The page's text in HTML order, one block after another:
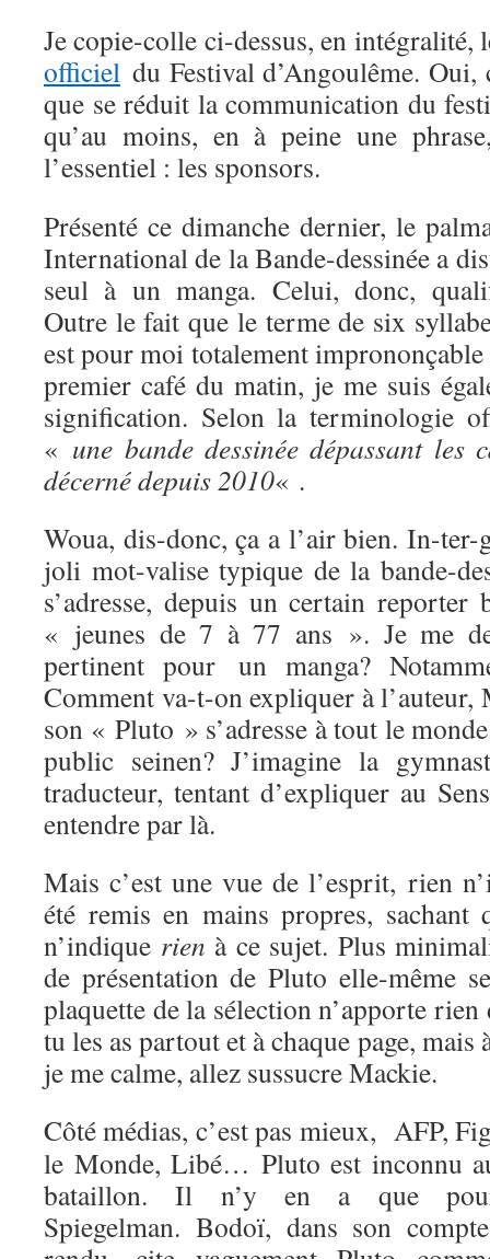
Je copie-colle ci-dessus, en
officiel du Festival d’Angoulême. Oui,
que se réduit la communication du
qu’au moins, en à peine une
l’essentiel : les sponsors.
Présenté ce dimanche dernier, le
International de la Bande-dessinée a
seul à un manga. Celui, donc,
Outre le fait que le terme de six
est pour moi totalement imprononçable
premier café du matin, je me suis
signification. Selon la terminologie
« une bande dessinée dépassant les
décerné depuis 2010« .
Woua, dis-donc, ça a l’air bien. In-
joli mot-valise typique de la bande-
s’adresse, depuis un certain reporter
« jeunes de 7 à 77 ans ». Je me
pertinent pour un manga?
Comment va-t-on expliquer à l’auteur,
son « Pluto » s’adresse à tout le
public seinen? J’imagine la
traducteur, tentant d’expliquer au
entendre par là.
Mais c’est une vue de l’esprit, rien
été remis en mains propres,
n’indique rien à ce sujet. Plus
de présentation de Pluto elle-même
plaquette de la sélection n’apporte
tu les as partout et à chaque page,
je me calme, allez sussucre Mackie.
Côté médias, c’est pas mieux, AFP,
le Monde, Libé… Pluto est inconnu
bataillon. Il n’y en a que
Spiegelman. Bodoï, dans son